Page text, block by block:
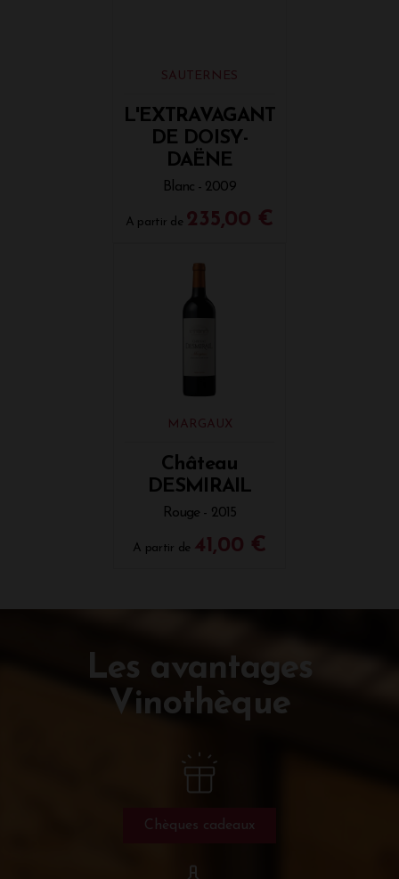
SAUTERNES
L'EXTRAVAGANT
DE DOISY-
DAËNE
Blanc - 2009
A partir de 235,00 €
MARGAUX
Château
DESMIRAIL
Rouge - 2015
A partir de 41,00 €
Les avantages
Vinothèque
Chèques cadeaux